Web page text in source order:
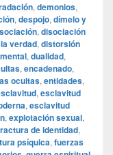
, demonios,
, despojo, dímelo y
, disociación
verdad, distorsión
, dualidad,
, encadenado,
ocultas, entidades,
, esclavitud
, esclavitud
, explotación sexual,
de identidad,
psíquica, fuerzas